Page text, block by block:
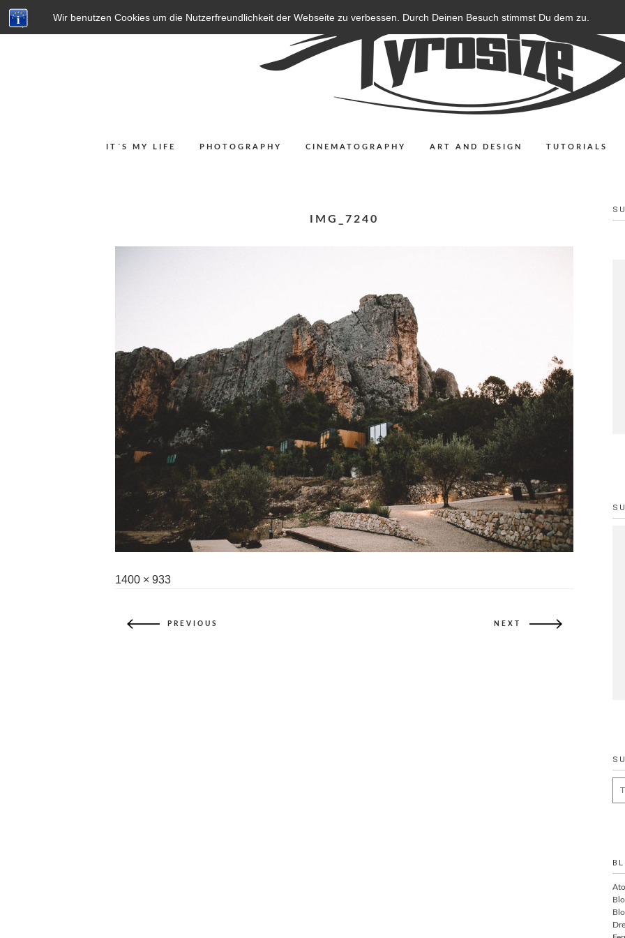
Wir benutzen Cookies um die Nutzerfreundlichkeit der Webseite zu verbessen. Durch Deinen Besuch stimmst Du dem zu.
IT´S MY LIFE PHOTOGRAPHY CINEMATOGRAPHY ART AND DESIGN TUTORIALS
IMG_7240
Full
1400 × 933
PREVIOUS NEXT